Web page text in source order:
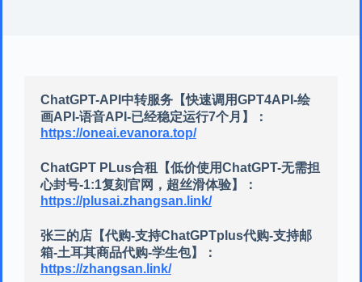
ChatGPT-API中转服务【快速调用GPT4API-绘
画API-语音API-已经稳定运行7个月】：
https://oneai.evanora.top/
ChatGPT PLus合租【低价使用ChatGPT-无需担
心封号-1:1复刻官网，超丝滑体验】：
https://plusai.zhangsan.link/
张三的店【代购-支持ChatGPTplus代购-支持邮
箱-土耳其商品代购-学生包】：
https://zhangsan.link/